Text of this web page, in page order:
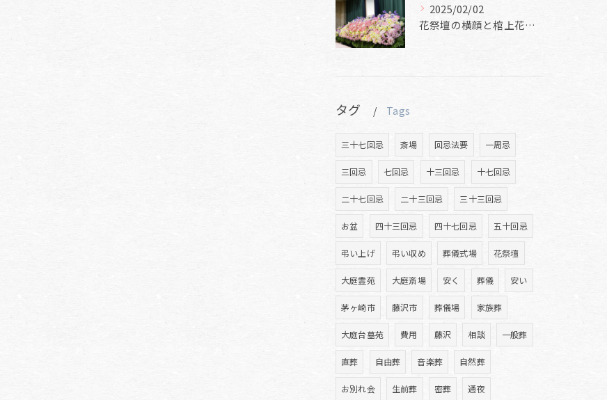
2025/02/02
花祭壇の横顔と棺上花と焼香花
タグ Tags
三十七回忌 斎場 回忌法要 一周忌
三回忌 七回忌 十三回忌 十七回忌
二十七回忌 二十三回忌 三十三回忌
お盆 四十三回忌 四十七回忌 五十回忌
弔い上げ 弔い収め 葬儀式場 花祭壇
大庭霊苑 大庭斎場 安く 葬儀 安い
茅ヶ崎市 藤沢市 葬儀場 家族葬
大庭台墓苑 費用 藤沢 相談 一般葬
直葬 自由葬 音楽葬 自然葬
お別れ会 生前葬 密葬 通夜